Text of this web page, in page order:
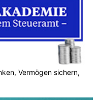
Vermögen sichern,